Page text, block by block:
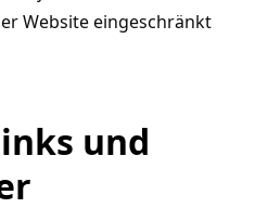
Website eingeschränkt
und